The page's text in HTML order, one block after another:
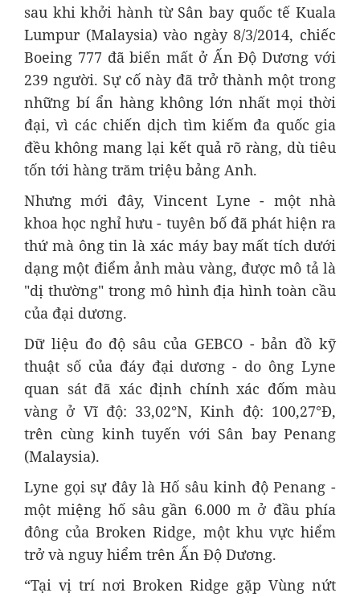
sau khi khởi hành từ Sân bay quốc tế Kuala
Lumpur (Malaysia) vào ngày 8/3/2014, chiếc
Boeing 777 đã biến mất ở Ấn Độ Dương với
239 người. Sự cố này đã trở thành một trong
những bí ẩn hàng không lớn nhất mọi thời
đại, vì các chiến dịch tìm kiếm đa quốc gia
đều không mang lại kết quả rõ ràng, dù tiêu
tốn tới hàng trăm triệu bảng Anh.
Nhưng mới đây, Vincent Lyne - một nhà
khoa học nghỉ hưu - tuyên bố đã phát hiện ra
thứ mà ông tin là xác máy bay mất tích dưới
dạng một điểm ảnh màu vàng, được mô tả là
"dị thường" trong mô hình địa hình toàn cầu
của đại dương.
Dữ liệu đo độ sâu của GEBCO - bản đồ kỹ
thuật số của đáy đại dương - do ông Lyne
quan sát đã xác định chính xác đốm màu
vàng ở Vĩ độ: 33,02°N, Kinh độ: 100,27°Đ,
trên cùng kinh tuyến với Sân bay Penang
(Malaysia).
Lyne gọi sự đây là Hố sâu kinh độ Penang -
một miệng hố sâu gần 6.000 m ở đầu phía
đông của Broken Ridge, một khu vực hiểm
trở và nguy hiểm trên Ấn Độ Dương.
“Tại vị trí nơi Broken Ridge gặp Vùng nứt